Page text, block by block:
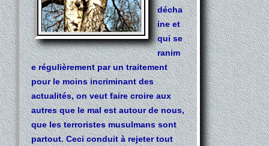
décha
ine et
qui se
ranim
e régulièrement par un traitement
pour le moins incriminant des
actualités, on veut faire croire aux
autres que le mal est autour de nous,
que les terroristes musulmans sont
partout. Ceci conduit à rejeter tout